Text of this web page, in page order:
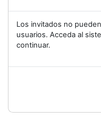
Los invitados no
usuarios. Acceda al
continuar.